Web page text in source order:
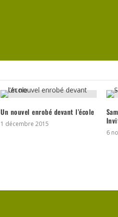
Un nouvel enrobé devant l’école
1 décembre 2015
6